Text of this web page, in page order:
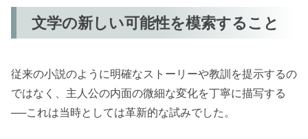
文学の新しい可能性を模索すること
従来の小説のように明確なストーリーや教訓を提示するの
ではなく、主人公の内面の微細な変化を丁寧に描写する
──これは当時としては革新的な試みでした。